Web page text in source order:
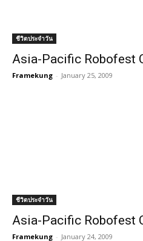
ชีวิตประจำวัน
Asia-Pacific Robofest
Framekung - January 25, 2009
ชีวิตประจำวัน
Asia-Pacific Robofest
Framekung - January 24, 2009